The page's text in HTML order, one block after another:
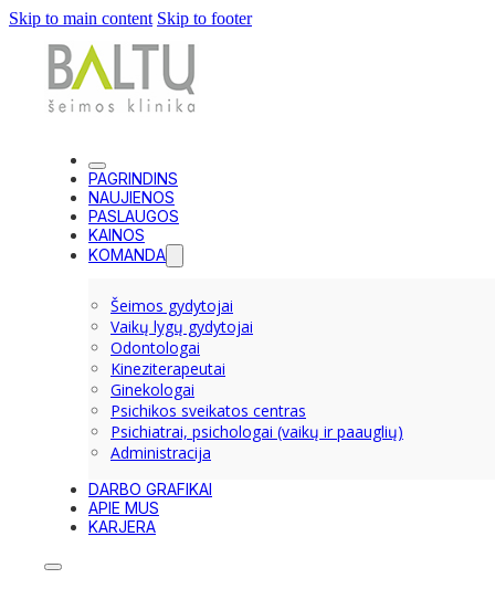
Skip to main content Skip to footer
PAGRINDINS
NAUJIENOS
PASLAUGOS
KAINOS
KOMANDA
Šeimos gydytojai
Vaikų lygų gydytojai
Odontologai
Kineziterapeutai
Ginekologai
Psichikos sveikatos centras
Psichiatrai, psichologai (vaikų ir paauglių)
Administracija
DARBO GRAFIKAI
APIE MUS
KARJERA